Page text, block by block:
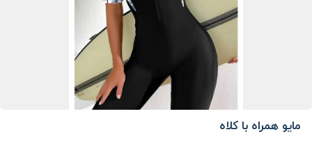
مایو همراه با کلاه